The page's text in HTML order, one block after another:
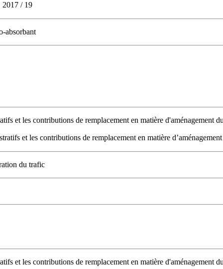
2017 / 19
absorbant
et les contributions de remplacement en matière d'aménagement
et les contributions de remplacement en matière
du trafic
et les contributions de remplacement en matière d'aménagement